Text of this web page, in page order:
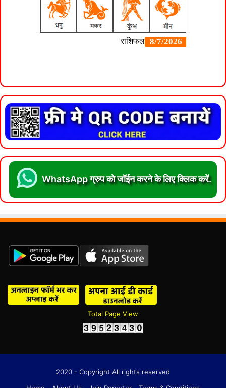
WhatsApp ग्रुप को जॉईन करने के लिए क्लिक करें.
Total Page View
2020 - Copyright All rights reserved